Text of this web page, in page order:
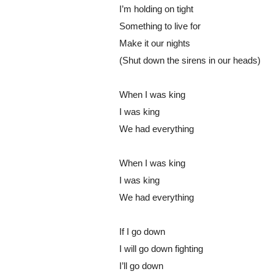
I’m holding on tight
Something to live for
Make it our nights
(Shut down the sirens in our heads)
When I was king
I was king
We had everything
When I was king
I was king
We had everything
If I go down
I will go down fighting
I’ll go down